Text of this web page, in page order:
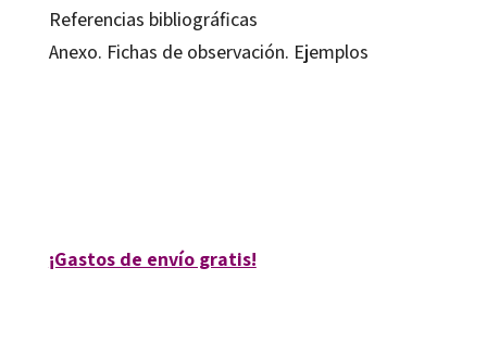
Referencias bibliográficas
Anexo. Fichas de observación. Ejemplos
¡Gastos de envío gratis!